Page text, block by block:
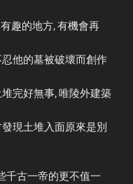
趣的地方, 有機會再
他的墓被破壞而創作
完好無事, 唯陵外建築
現土堆入面原來是別
千古一帝的更不值一